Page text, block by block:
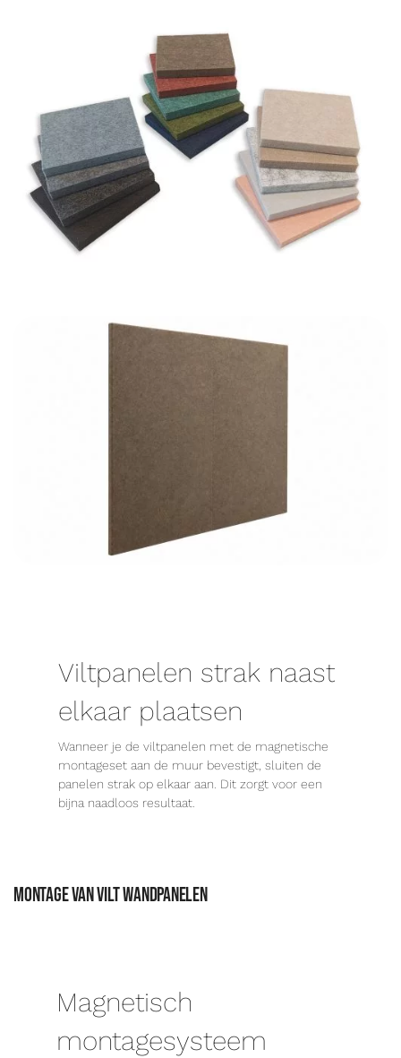
Viltpanelen strak naast
elkaar plaatsen
Wanneer je de viltpanelen met de magnetische
montageset aan de muur bevestigt, sluiten de
panelen strak op elkaar aan. Dit zorgt voor een
bijna naadloos resultaat.
Montage van vilt wandpanelen
Magnetisch
montagesysteem